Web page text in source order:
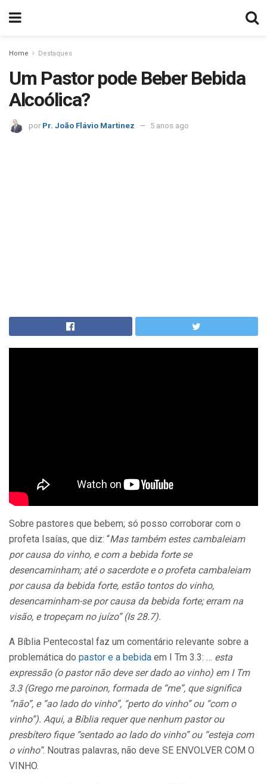
Home Destaques
Um Pastor pode Beber Bebida
Alcoólica?
por Pr. João Flávio Martinez 5 anos ago
Sobre pastores que bebem; só posso corroborar com o
profeta Isaías, que diz: “Mas também estes cambaleiam
por causa do vinho, e com a bebida forte se
desencaminham; até o sacerdote e o profeta cambaleiam
por causa da bebida forte, estão tontos do vinho,
desencaminham-se por causa da bebida forte; erram na
visão, e tropeçam no juízo” (Is 28.7).
A Bíblia Pentecostal faz um comentário relevante sobre a
problemática do pastor e a bebida em I Tm 3.3: … esta
expressão (o pastor não deve ser dado ao vinho) em I Tm
3.3 (Grego me paroinon, formada de “me”, que significa
“não”, e “ao lado do vinho”, “perto do vinho” ou “com o
vinho”). Aqui, a Bíblia requer que nenhum pastor ou
presbítero fique “sentado ao lado do vinho” ou “esteja com
o vinho”. Noutras palavras, não deve SE ENVOLVER COM O
VINHO.